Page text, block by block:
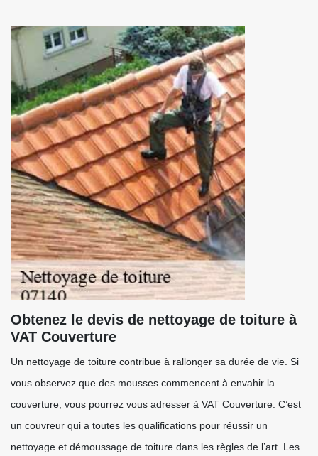
Obtenez le devis de nettoyage de toiture à
VAT Couverture
Un nettoyage de toiture contribue à rallonger sa durée de vie. Si
vous observez que des mousses commencent à envahir la
couverture, vous pourrez vous adresser à VAT Couverture. C’est
un couvreur qui a toutes les qualifications pour réussir un
nettoyage et démoussage de toiture dans les règles de l’art. Les